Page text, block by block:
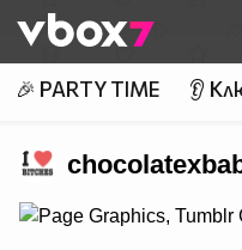
👾
🎉 PARTY TIME 👂